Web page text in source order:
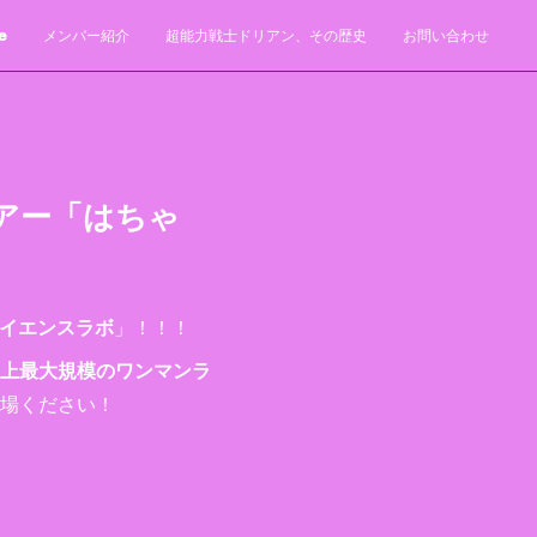
メンバー紹介 超能力戦士ドリアン、その歴史 お問い合わせ
ー「はちゃ
エンスラボ 」！！！
最大規模のワンマンラ
ください！